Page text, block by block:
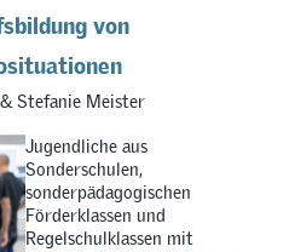
von
Stefanie Meister
Jugendliche aus
Sonderschulen,
sonderpädagogischen
Förderklassen und
Regelschulklassen mit